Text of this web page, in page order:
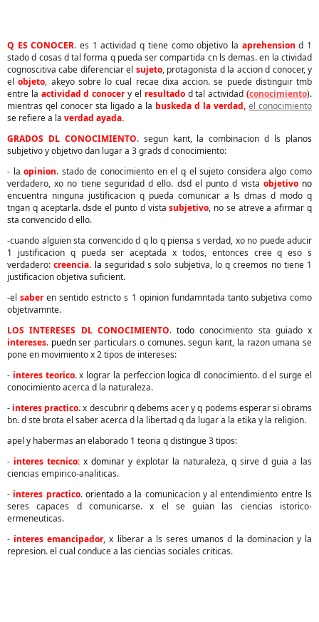
Q ES CONOCER. es 1 actividad q tiene como objetivo la aprehension d 1
stado d cosas d tal forma q pueda ser compartida cn ls demas. en la ctividad
cognoscitiva cabe diferenciar el sujeto, protagonista d la accion d conocer, y
elobjeto, akeyo sobre lo cual recae dixa accion. se puede distinguir tmb
entre la actividad d conocery el resultadod tal actividad(conocimiento).
mientras qel conocer sta ligado a la buskeda d la verdad, el conocimiento
se refiere a la verdad ayada.
GRADOS DL CONOCIMIENTO. segun kant, la combinacion d ls planos
subjetivo y objetivo dan lugar a 3 grads d conocimiento:
- laopinion. stado de conocimiento en el q el sujeto considera algo como
verdadero, xo no tiene seguridad d ello. dsd el punto d vista objetivo no
encuentra ninguna justificacion q pueda comunicar a ls dmas d modo q
tngan q aceptarla. dsde el punto d vistasubjetivo, no se atreve a afirmar q
sta convencido d ello.
-cuando alguien sta convencido d q lo q piensa s verdad, xo no puede aducir
1 justificacion q pueda ser aceptada x todos, entonces cree q eso s
verdadero:creencia. la seguridad s solo subjetiva, lo q creemos no tiene 1
justificacion objetiva suficient.
-elsaberen sentido estricto s 1 opinion fundamntada tanto subjetiva como
objetivamnte.
LOS INTERESES DL CONOCIMIENTO. todo conocimiento sta guiado x
intereses. puednser particulars o comunes. segun kant, la razon umana se
pone en movimiento x 2 tipos de intereses:
- interes teorico. x lograr la perfeccion logica dl conocimiento. d el surge el
conocimiento acerca d la naturaleza.
- interes practico. x descubrir q debems acer y q podems esperar si obrams
bn. d ste brota el saber acerca d la libertad q da lugar a la etika y la religion.
apel y habermas an elaborado 1 teoria q distingue 3 tipos:
- interes tecnico: x dominar y explotar la naturaleza, q sirve d guia a las
ciencias empirico-analiticas.
- interes practico. orientadoa la comunicacion y al entendimiento entre ls
seres capaces d comunicarse. x el se guian las ciencias istorico-
ermeneuticas.
- interes emancipador, x liberar a ls seres umanos d la dominacion y la
represion. el cual conduce a las ciencias sociales criticas.